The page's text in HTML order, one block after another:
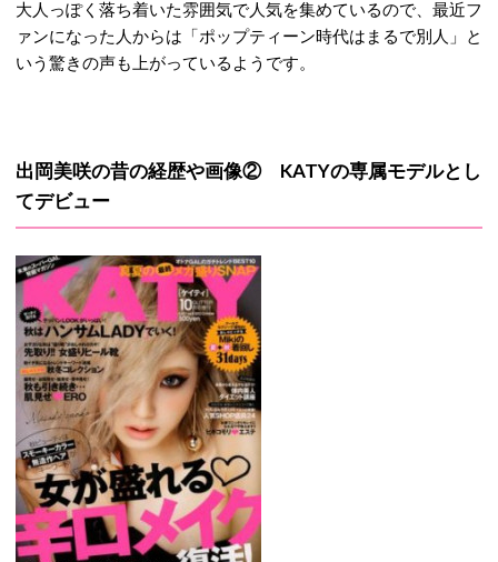
大人っぽく落ち着いた雰囲気で人気を集めているので、最近フ
ァンになった人からは「ポップティーン時代はまるで別人」と
いう驚きの声も上がっているようです。
出岡美咲の昔の経歴や画像② KATYの専属モデルとし
てデビュー